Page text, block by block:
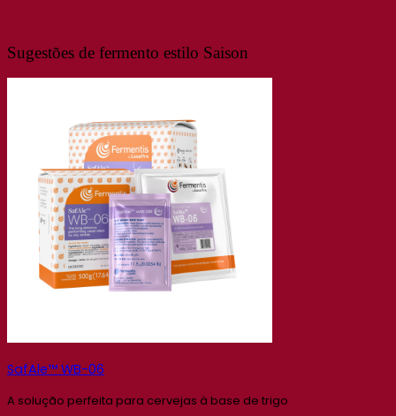
Sugestões de fermento estilo Saison
SafAle™ WB-06
A solução perfeita para cervejas à base de trigo